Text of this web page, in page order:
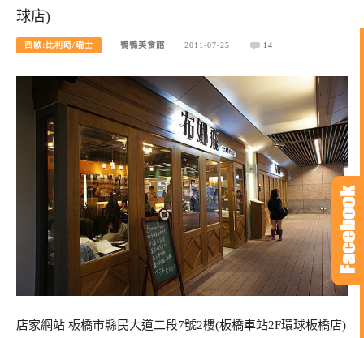
球店)
西歐:比利時/瑞士 鴨鴨美食館 2011-07-25 14
店家網站 板橋市縣民大道二段7號2樓(板橋車站2F環球板橋店)